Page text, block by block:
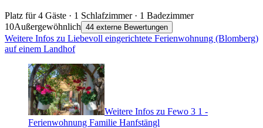
Platz für 4 Gäste · 1 Schlafzimmer · 1 Badezimmer
10Außergewöhnlich 44 externe Bewertungen
Weitere Infos zu Liebevoll eingerichtete Ferienwohnung (Blomberg)
auf einem Landhof
Weitere Infos zu Fewo 3 1 -
Ferienwohnung Familie Hanfstängl